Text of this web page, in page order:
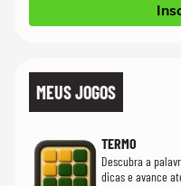
MEUS JOGOS
TERMO
Descubra a
dicas e avance